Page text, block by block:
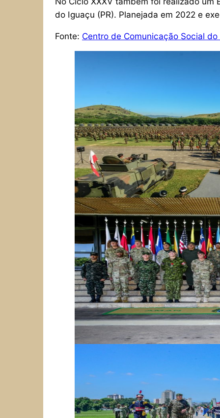
do Iguaçu (PR). Planejada em 2022 e
Fonte: Centro de Comunicação Social do